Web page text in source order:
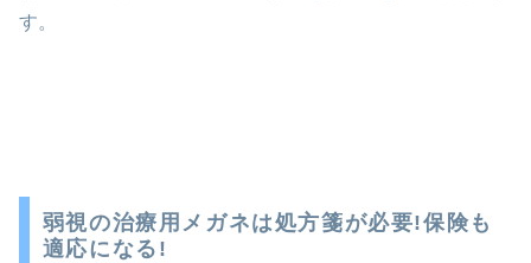
す。
弱視の治療用メガネは処方箋が必要!保険も
適応になる!